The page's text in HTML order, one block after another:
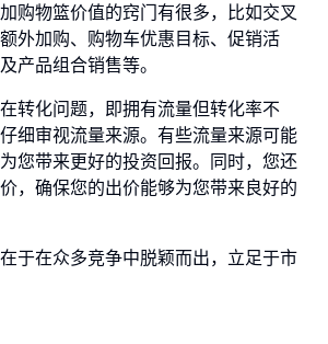
购物篮价值的窍门有很多，比如交叉
外加购、购物车优惠目标、促销活
产品组合销售等。
转化问题，即拥有流量但转化率不
细审视流量来源。有些流量来源可能
您带来更好的投资回报。同时，您还
，确保您的出价能够为您带来良好的
于在众多竞争中脱颖而出，立足于市